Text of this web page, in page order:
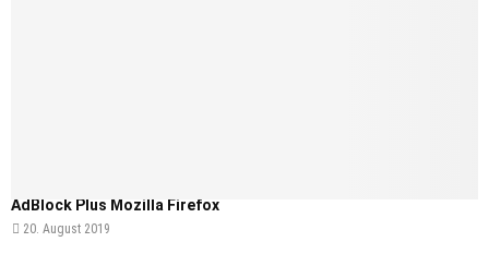
AdBlock Plus Mozilla Firefox
20. August 2019